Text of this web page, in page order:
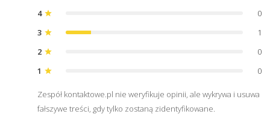
4 star
0
3 star
1
2 star
0
1 star 0
Zespół kontaktowe.pl nie weryfikuje opinii, ale wykrywa i usuwa
fałszywe treści, gdy tylko zostaną zidentyfikowane.